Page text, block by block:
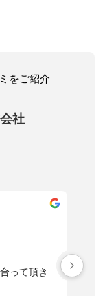
をご紹介
社
って頂き